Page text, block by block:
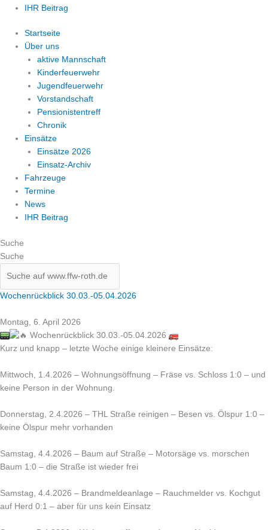
IHR Beitrag
Startseite
Über uns
aktive Mannschaft
Kinderfeuerwehr
Jugendfeuerwehr
Vorstandschaft
Pensionistentreff
Chronik
Einsätze
Einsätze 2026
Einsatz-Archiv
Fahrzeuge
Termine
News
IHR Beitrag
Suche
Suche
Wochenrückblick 30.03.-05.04.2026
Montag, 6. April 2026
Wochenrückblick 30.03.-05.04.2026
Kurz und knapp – letzte Woche einige kleinere Einsätze:
Mittwoch, 1.4.2026 – Wohnungsöffnung – Fräse vs. Schloss 1:0 – und
keine Person in der Wohnung.
Donnerstag, 2.4.2026 – THL Straße reinigen – Besen vs. Ölspur 1:0 –
keine Ölspur mehr vorhanden
Samstag, 4.4.2026 – Baum auf Straße – Motorsäge vs. morschen
Baum 1:0 – die Straße ist wieder frei
Samstag, 4.4.2026 – Brandmeldeanlage – Rauchmelder vs. Kochgut
auf Herd 0:1 – aber für uns kein Einsatz